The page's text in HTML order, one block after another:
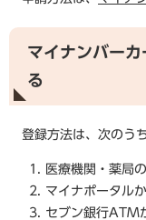
マイナンバー
る
登録方法は、次のう
医療機関・薬局
マイナポータル
セブン銀行ATM